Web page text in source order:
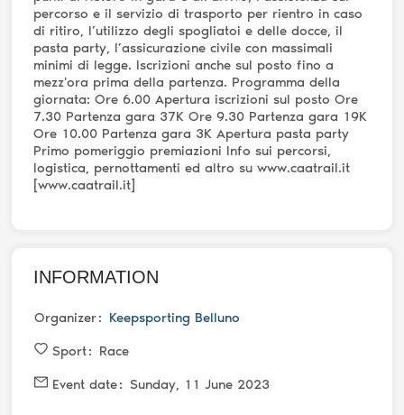
percorso e il servizio di trasporto per rientro in caso
di ritiro, l’utilizzo degli spogliatoi e delle docce, il
pasta party, l’assicurazione civile con massimali
minimi di legge. Iscrizioni anche sul posto fino a
mezz'ora prima della partenza. Programma della
giornata: Ore 6.00 Apertura iscrizioni sul posto Ore
7.30 Partenza gara 37K Ore 9.30 Partenza gara 19K
Ore 10.00 Partenza gara 3K Apertura pasta party
Primo pomeriggio premiazioni Info sui percorsi,
logistica, pernottamenti ed altro su www.caatrail.it
[www.caatrail.it]
INFORMATION
Organizer Keepsporting Belluno
Sport Race
Event date Sunday, 11 June 2023